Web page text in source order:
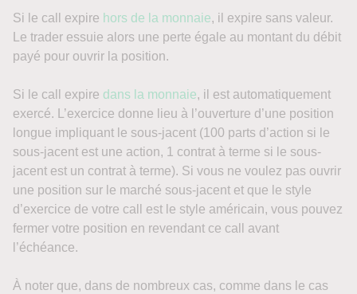
Si le call expire hors de la monnaie, il expire sans valeur.
Le trader essuie alors une perte égale au montant du débit
payé pour ouvrir la position.
Si le call expire dans la monnaie, il est automatiquement
exercé. L’exercice donne lieu à l’ouverture d’une position
longue impliquant le sous-jacent (100 parts d’action si le
sous-jacent est une action, 1 contrat à terme si le sous-
jacent est un contrat à terme). Si vous ne voulez pas ouvrir
une position sur le marché sous-jacent et que le style
d’exercice de votre call est le style américain, vous pouvez
fermer votre position en revendant ce call avant
l’échéance.
À noter que, dans de nombreux cas, comme dans le cas